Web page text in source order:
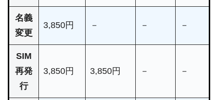
名義
変更
3,850円 － － －
SIM
再発
行
3,850円 3,850円 － －